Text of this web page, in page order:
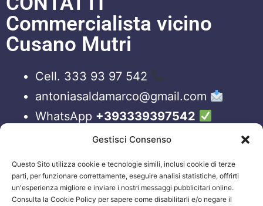
Gestisci Consenso
Questo Sito utilizza cookie e tecnologie simili, inclusi cookie di terze
parti, per funzionare correttamente, eseguire analisi statistiche, offrirti
un'esperienza migliore e inviare i nostri messaggi pubblicitari online.
Consulta la Cookie Policy per sapere come disabilitarli e/o negare il
Commercialista vicino
Cusano Mutri
Cell. 333 93 97 542
antoniasaldamarco@gmail.com
WhatsApp +393339397542
ORARI APERTURA UFFICI
Lun-Ven 09:00 – 19:00